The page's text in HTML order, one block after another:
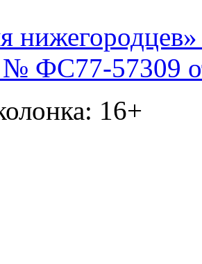
нижегородцев»
ФС77-57309
16+